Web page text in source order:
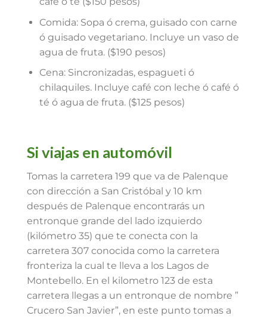
Comida: Sopa ó crema, guisado con carne
ó guisado vegetariano. Incluye un vaso de
agua de fruta. ($190 pesos)
Cena: Sincronizadas, espagueti ó
chilaquiles. Incluye café con leche ó café ó
té ó agua de fruta. ($125 pesos)
Si viajas en automóvil
Tomas la carretera 199 que va de Palenque
con dirección a San Cristóbal y 10 km
después de Palenque encontrarás un
entronque grande del lado izquierdo
(kilómetro 35) que te conecta con la
carretera 307 conocida como la carretera
fronteriza la cual te lleva a los Lagos de
Montebello. En el kilometro 123 de esta
carretera llegas a un entronque de nombre ”
Crucero San Javier”, en este punto tomas a